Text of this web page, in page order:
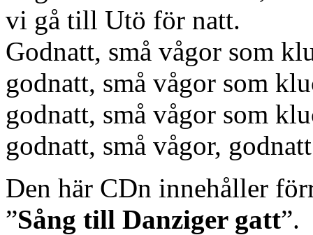
vi gå till Utö för natt.
Godnatt, små vågor som
godnatt, små vågor som
godnatt, små vågor som
godnatt, små vågor,
Den här CDn innehåller
”Sång till Danziger gatt”.